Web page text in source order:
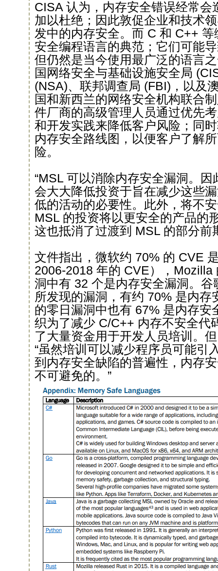
CISA 认为，内存安全错误经常会
加以杜绝；因此敦促企业和技术
发中的内存安全。而 C 和 C++
安全编程语言的典范；它们可能
但仍然是当今使用最广泛的语言
国网络安全与基础设施安全局
(NSA)、联邦调查局 (FBI)，以及
国和新西兰的网络安全机构联合
件厂商的高级管理人员通过优先
和开发实践来降低客户风险；同
内存安全路线图，以便客户了解
险。
“MSL 可以消除内存安全漏洞。
会大大降低投资于旨在减少这些
低的活动的必要性。此外，将不
MSL 的投资将以更安全的产品的
这也抵消了过渡到 MSL 的部分前
文件指出，微软约 70% 的 CVE
2006-2018 年的 CVE），Mozilla
洞中有 32 个是内存安全漏洞。
所发现的漏洞，有约 70% 是内存
的零日漏洞中也有 67% 是内存安
织为了减少 C/C++ 内存不安全代
了大量资金用于开发人员培训。
“虽然培训可以减少程序员可能引
到内存安全缺陷的普遍性，内存
不可避免的。”